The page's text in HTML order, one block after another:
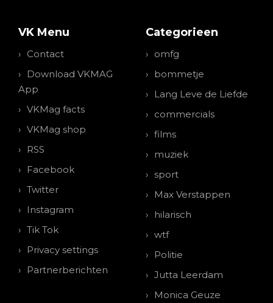
VK Menu
Contact
Download VKMAG
App
VKMag facts
VKMag shop
RSS
Facebook
Twitter
Instagram
Tik Tok
Privacy settings
Partnerberichten
Categorieen
omfg
bommetje
Lang Leve de Liefde
commercials
films
muziek
sport
Max Verstappen
hilarisch
wtf
Politie
Jutta Leerdam
Monica Geuze